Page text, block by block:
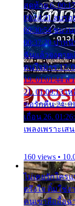
สุดท้าย 6.
00:24:21 ลบร
00:30:54 ขบวน
00:37:20 ปาหนั
ฉันแล้วจงตายเ
คนใจมาร 17.
19. 01:01:44
21. 01:09:13 เ
ขอรักคืน 24.
เถื่อน 26.
เพลงเพราะเส
160 views •
ไม่เคยรักใคร
ตรึงใจ ติ๋มใช่
คนเขาลืออื้อฉ